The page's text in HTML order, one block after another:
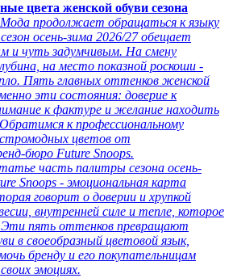
цвета женской обуви сезона
Мода продолжает обращаться к языку
осень-зима 2026/27 обещает
и чуть задумчивым. На смену
на место показной роскоши -
Пять главных оттенков женской
эти состояния: доверие к
к фактуре и желание находить
к профессиональному
цветов от
бюро Future Snoops.
часть палитры сезона осень-
Snoops - эмоциональная карта
говорит о доверии и хрупкой
внутренней силе и тепле, которое
Эти пять оттенков превращают
в своеобразный цветовой язык,
бренду и его покупательницам
эмоциях.